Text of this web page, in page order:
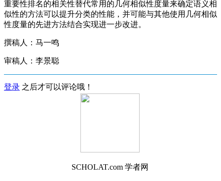
重要性排名的相关性替代常用的几何相似性度量来确定语义相
似性的方法可以提升分类的性能，并可能与其他使用几何相似
性度量的先进方法结合实现进一步改进。
撰稿人：马一鸣
审稿人：李景聪
登录 之后才可以评论哦！
SCHOLAT.com 学者网